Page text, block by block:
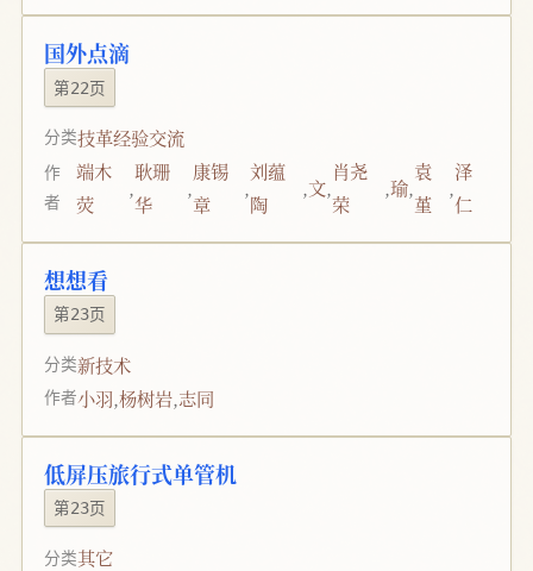
国外点滴
第22页
分类技革经验交流
作
者
端木
荧
,
耿珊
华
,
康锡
章
,
刘蕴
陶
,文,
肖尧
荣
,瑜,
袁
堇
,
泽
仁
想想看
第23页
分类新技术
作者小羽,杨树岩,志同
低屏压旅行式单管机
第23页
分类其它